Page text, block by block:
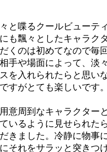
と喋るクールビューテ
も飄々としたキャラク
くのは初めてなので毎
や場面によって、淡
を入れられたらと思い
すがとても楽しいです
意周到なキャラクター
いるように見せられた
きました。冷静に物事
それをサラッと突きつ